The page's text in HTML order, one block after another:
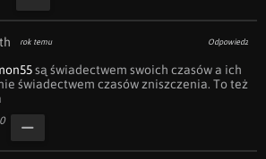
rok temu Odpowiedz
są świadectwem swoich czasów a ich
świadectwem czasów zniszczenia. To też
0